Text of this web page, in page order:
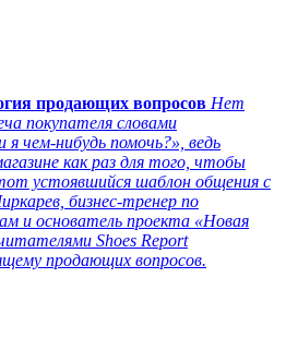
продающих вопросов Нет
покупателя словами
я чем-нибудь помочь?», ведь
как раз для того, чтобы
устоявшийся шаблон общения с
бизнес-тренер по
и основатель проекта «Новая
Shoes Report
продающих вопросов.